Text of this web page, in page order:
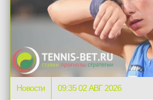
Новости 09:35 02 АВГ 2026